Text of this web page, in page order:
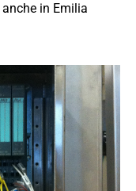
in Emilia